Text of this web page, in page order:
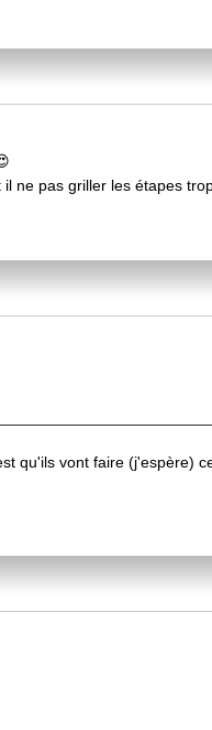
ne pas griller les étapes
qu'ils vont faire (j'espère)